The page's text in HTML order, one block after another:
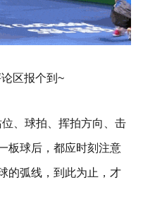
区报个到~
、球拍、挥拍方向、击
板球后，都应时刻注意
的弧线，到此为止，才